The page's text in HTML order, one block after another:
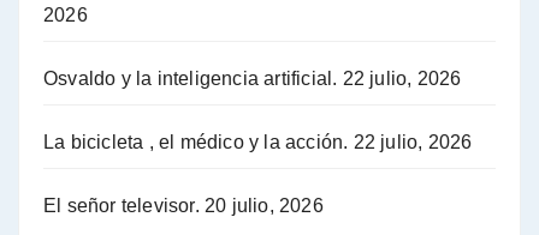
Hugo Yasky sobre la Coordinadora de las Industrias de Productos Alimenticios (COPAL) - Hugo Yasky con Jorge Gres
Pablo Moyano sobre el espionaje: "Estos personajes siniestros han hecho mucho daño" - Pablo Moyano con Jorge Gres
2026
Osvaldo y la inteligencia artificial. 22 julio, 2026
La bicicleta , el médico y la acción. 22 julio, 2026
El señor televisor. 20 julio, 2026